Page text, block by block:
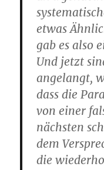
etwas
gab es also
Und jetzt
angelangt,
dass die
von einer
nächsten
dem
die